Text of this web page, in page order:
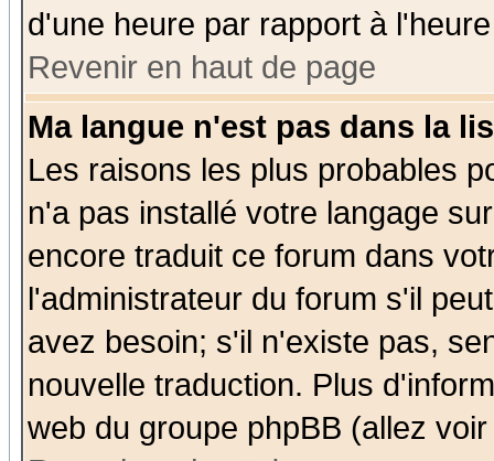
d'une heure par rapport à
Revenir en haut de page
Ma langue n'est pas dans la
Les raisons les plus probables
n'a pas installé votre langage
encore traduit ce forum dans
l'administrateur du forum s'il
avez besoin; s'il n'existe pas,
nouvelle traduction. Plus
web du groupe phpBB (allez